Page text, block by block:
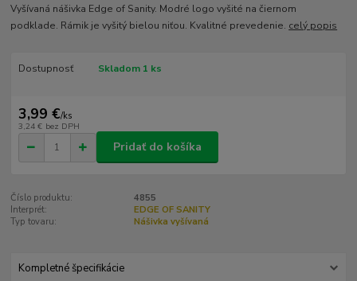
Vyšívaná nášivka Edge of Sanity. Modré logo vyšité na čiernom
podklade. Rámik je vyšitý bielou niťou. Kvalitné prevedenie. celý popis
Dostupnosť Skladom 1 ks
3,99 €/ks
3,24 € bez DPH
Pridať do košíka
Číslo produktu:
4855
Interprét:
EDGE OF SANITY
Typ tovaru:
Nášivka vyšívaná
Kompletné špecifikácie